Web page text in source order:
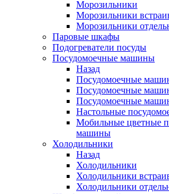
Морозильники
Морозильники
Морозильники
Паровые шкафы
Подогреватели посуды
Посудомоечные машины
Назад
Посудомоечные
Посудомоечные
Посудомоечные
Настольные
Мобильные цветные
машины
Холодильники
Назад
Холодильники
Холодильники
Холодильники